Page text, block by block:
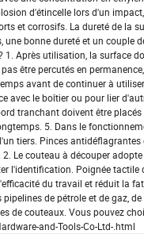
d'étincelle lors d'un
et corrosifs. La dureté de la
bonne dureté et un couple
Après utilisation, la surface
être percutés en
avant de continuer à
avec le boîtier ou pour lier
tranchant doivent être
5. Dans le
tiers. Pinces
Le couteau à découper
l'identification. Poignée
du travail et réduit la
de pétrole et de gaz,
de couteaux. Vous pouvez
and-Tools-Co-Ltd-.html